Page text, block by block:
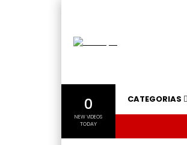
0
NEW VIDEOS
TODAY
CATEGORIAS